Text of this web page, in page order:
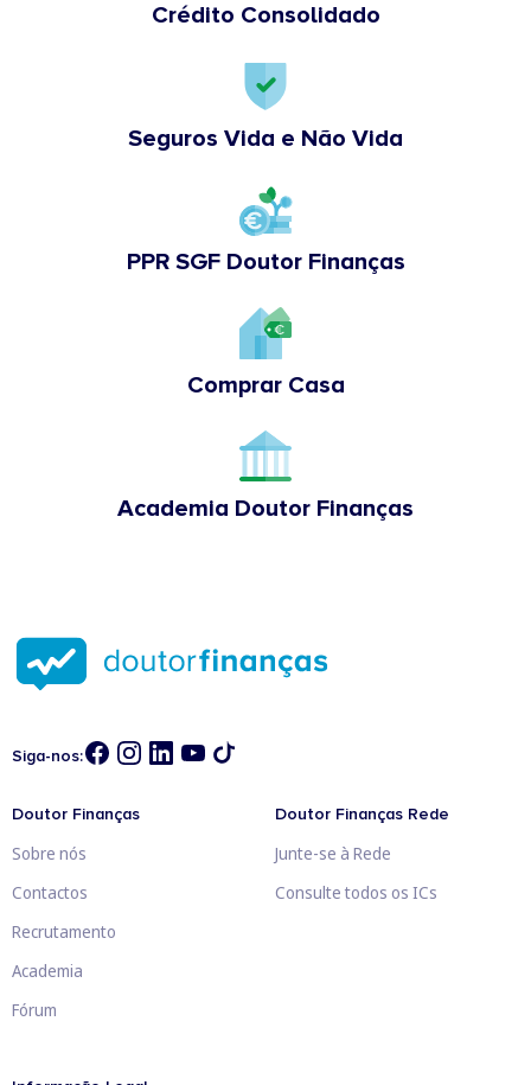
Crédito Consolidado
Seguros Vida e Não Vida
PPR SGF Doutor Finanças
Comprar Casa
Academia Doutor Finanças
Siga-nos:
Doutor Finanças
Sobre nós
Contactos
Recrutamento
Academia
Fórum
Doutor Finanças Rede
Junte-se à Rede
Consulte todos os ICs